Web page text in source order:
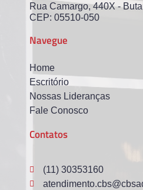
Rua Camargo, 440X -
CEP: 05510-050
Navegue
Home
Escritório
Nossas Lideranças
Fale Conosco
Contatos
(11) 30353160